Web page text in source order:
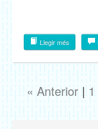
Llegir més
« Anterior | 1